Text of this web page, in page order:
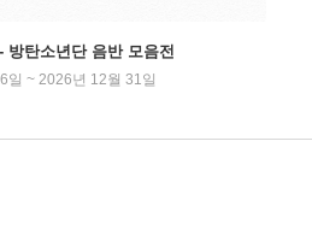
방탄소년단 음반 모음전
일 ~ 2026년 12월 31일